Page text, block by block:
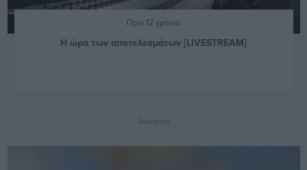
Πριν 12 χρόνια
Η ώρα των αποτελεσμάτων [LIVESTREAM]
Διαφήμιση